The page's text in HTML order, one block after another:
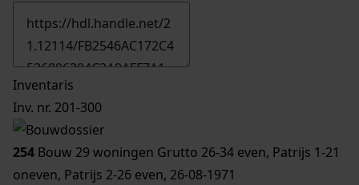
Inventaris
Inv. nr. 201-300
254 Bouw 29 woningen Grutto 26-34 even, Patrijs 1-21
oneven, Patrijs 2-26 even, 26-08-1971